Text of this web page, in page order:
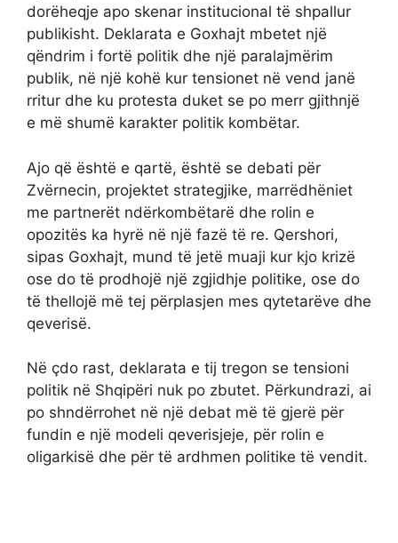
dorëheqje apo skenar institucional të shpallur
publikisht. Deklarata e Goxhajt mbetet një
qëndrim i fortë politik dhe një paralajmërim
publik, në një kohë kur tensionet në vend janë
rritur dhe ku protesta duket se po merr gjithnjë
e më shumë karakter politik kombëtar.
Ajo që është e qartë, është se debati për
Zvërnecin, projektet strategjike, marrëdhëniet
me partnerët ndërkombëtarë dhe rolin e
opozitës ka hyrë në një fazë të re. Qershori,
sipas Goxhajt, mund të jetë muaji kur kjo krizë
ose do të prodhojë një zgjidhje politike, ose do
të thellojë më tej përplasjen mes qytetarëve dhe
qeverisë.
Në çdo rast, deklarata e tij tregon se tensioni
politik në Shqipëri nuk po zbutet. Përkundrazi, ai
po shndërrohet në një debat më të gjerë për
fundin e një modeli qeverisjeje, për rolin e
oligarkisë dhe për të ardhmen politike të vendit.